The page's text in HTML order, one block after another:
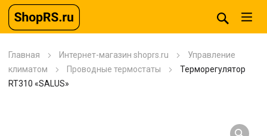
Главная Интернет-магазин shoprs.ru
Управление
климатом
Проводные термостаты
Терморегулятор
RT310 «SALUS»